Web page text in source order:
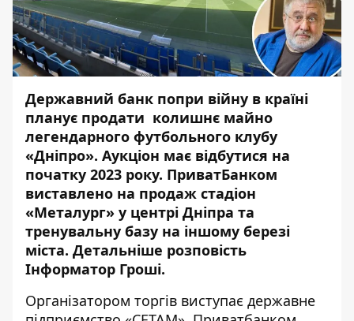
Державний банк попри війну в країні
планує продати колишнє майно
легендарного футбольного клубу
«Дніпро». Аукціон має відбутися на
початку 2023 року. ПриватБанком
виставлено на продаж стадіон
«Металург» у центрі Дніпра та
тренувальну базу на іншому березі
міста. Детальніше розповість
Інформатор Гроші.
Організатором торгів виступає державне